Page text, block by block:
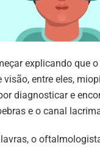
explicando que
visão, entre eles,
diagnosticar e
e o canal
o